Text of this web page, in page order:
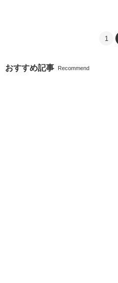
1
おすすめ記事 Recommend